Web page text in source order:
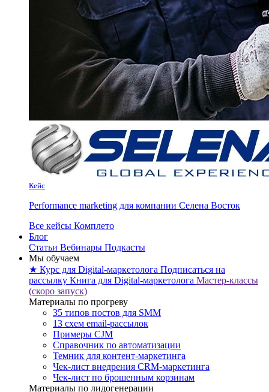
Кейс
Performance marketing для компании Селена Восток
Все кейсы Комплето
Блог
Статьи Вебинары Подкасты
Мы обучаем
★ Курс для Digital-маркетолога Подписаться на
рассылку Книга для Digital-маркетолога Мастер-классы
(скоро запуск)
Материалы по прогреву
35 типов постов для SMM
13 схем email-рассылок
Примеры CJM
Справочник по автоматизации
Темник для контент-маркетинга
Чек-лист внедрения CRM-маркетинга
Чек-лист по брошенным корзинам
Материалы по лидогенерации